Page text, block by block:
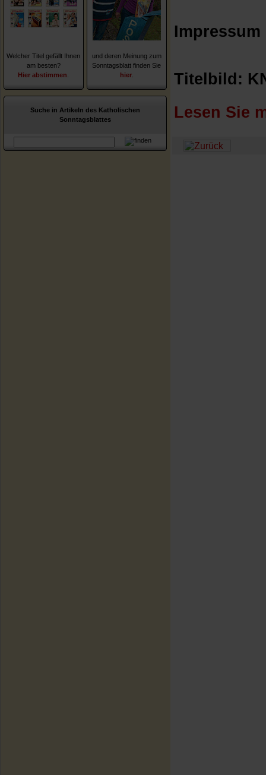
Welcher Titel gefällt Ihnen
am besten?
Hier abstimmen
und deren Meinung zum
Sonntagsblatt finden Sie
hier
Suche in Artikeln des Katholischen
Sonntagsblattes
Impressum
Titelbild:
Lesen Sie